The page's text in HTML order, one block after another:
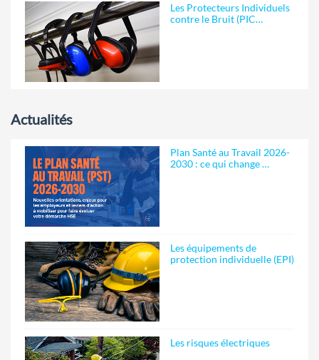
Les Protecteurs Individuels
contre le Bruit (PIC…
Actualités
Plan Santé au Travail 2026-
2030 : ce qui change …
Les équipements de
protection individuelle (EPI)
Les risques électriques